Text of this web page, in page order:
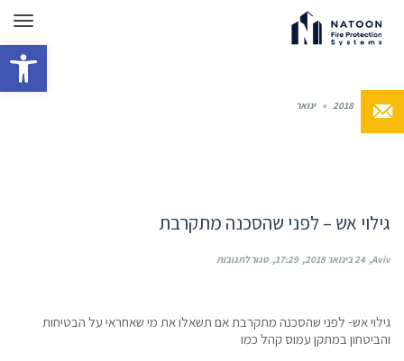
פתח
ראשי 2018
» ינואר
גילוי אש – לפני שהסכנה מתקרבת
Aviv 24 בינואר 2018 17:29 סגור לתגובות
לפני
גילוי אש- לפני שהסכנה מתקרבת אם תשאלו את מי שאחראי על הבטיחות
והביטחון במתקן עמוס קהל כמו